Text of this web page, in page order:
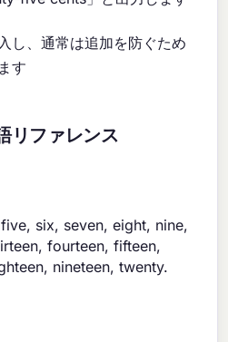
し、通常は追加を防ぐため
す
リファレンス
six, seven, eight, nine,
fourteen, fifteen,
nineteen, twenty.